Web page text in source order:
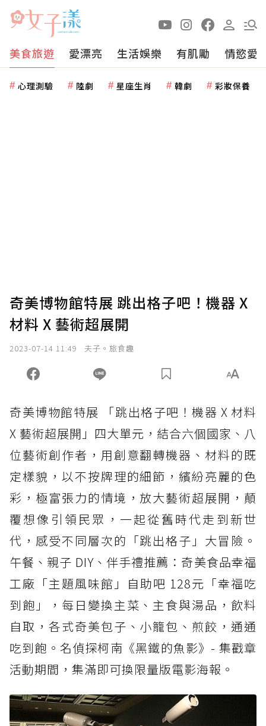
美食旅遊 愛漂亮 生活娛樂 有肌勵 情慾愛
心理測驗 陸劇 星座生肖 韓劇 彩妝保養
奇美博物館特展 跳出格子吧！機器 X
材料 X 藝術超展開
2023-07-14 11:49 夫子。旅食趣
奇美博物館特展 「跳出格子吧！機器 X 材料
X 藝術超展開」四大單元，結合六個國家、八
位藝術創作者，用創意翻轉機器、材料的既
定樣貌，以不按牌理的細節，繽紛亮麗的色
彩，極富張力的情境，放大藝術超展開，顛
覆想像引領民眾，一起從舊時代走到新世
代，感受不同層次的「跳出格子」大冒險。
午餐、親子 DIY、伴手禮推薦：奇美食品幸福
工廠「主題風味館」自助吧 128元「幸福吃
到飽」，每日變換主菜、主食與湯品，飲料
自取，各式奇美包子、小籠包、煎餃，通通
吃到飽。名偵探柯南《黑鐵的魚影》- 集戳章
活動期間，集滿即可換限量版電影海報。